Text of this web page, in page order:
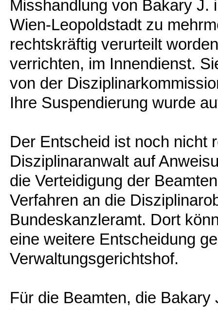
Misshandlung von Bakary J.
Wien-Leopoldstadt zu
rechtskräftig verurteilt
verrichten, im Innendienst.
von der
Ihre Suspendierung wurde
Der Entscheid ist noch nicht
Disziplinaranwalt auf
die Verteidigung der
Verfahren an die
Bundeskanzleramt. Dort
eine weitere Entscheidung
Verwaltungsgerichtshof.
Für die Beamten, die